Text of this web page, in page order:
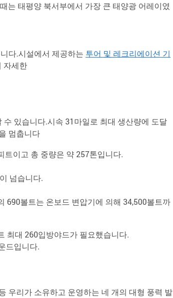
는 태평양 북서부에서 가장 큰 태양광 어레이였
다.시설에서 제공하는 투어 및 레크리에이션 기
자세한
있습니다.시속 31마일로 최대 생산량에 도달
멈춥니다
트이고 총 중량은 약 257톤입니다.
넘습니다.
690볼트는 온보드 변압기에 의해 34,500볼트까
최대 260입방야드가 필요했습니다.
드입니다.
우리가 소유하고 운영하는 네 개의 대형 풍력 발